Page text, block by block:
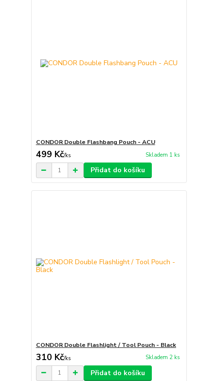
CONDOR Double Flashbang Pouch - ACU
499 Kč/ks Skladem 1 ks
Přidat do košíku
CONDOR Double Flashlight / Tool Pouch - Black
310 Kč/ks Skladem 2 ks
Přidat do košíku